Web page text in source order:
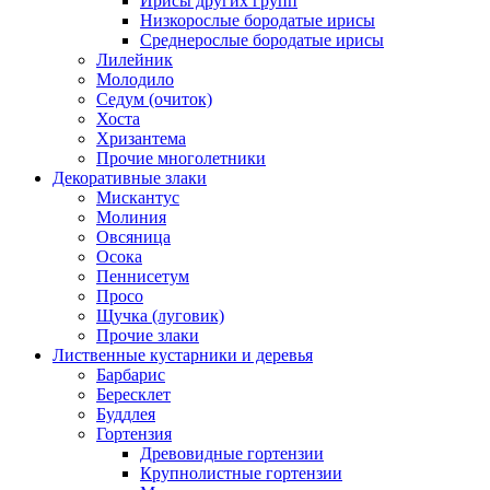
Низкорослые бородатые ирисы
Среднерослые бородатые ирисы
Лилейник
Молодило
Седум (очиток)
Хоста
Хризантема
Прочие многолетники
Декоративные злаки
Мискантус
Молиния
Овсяница
Осока
Пеннисетум
Просо
Щучка (луговик)
Прочие злаки
Лиственные кустарники и деревья
Барбарис
Бересклет
Буддлея
Гортензия
Древовидные гортензии
Крупнолистные гортензии